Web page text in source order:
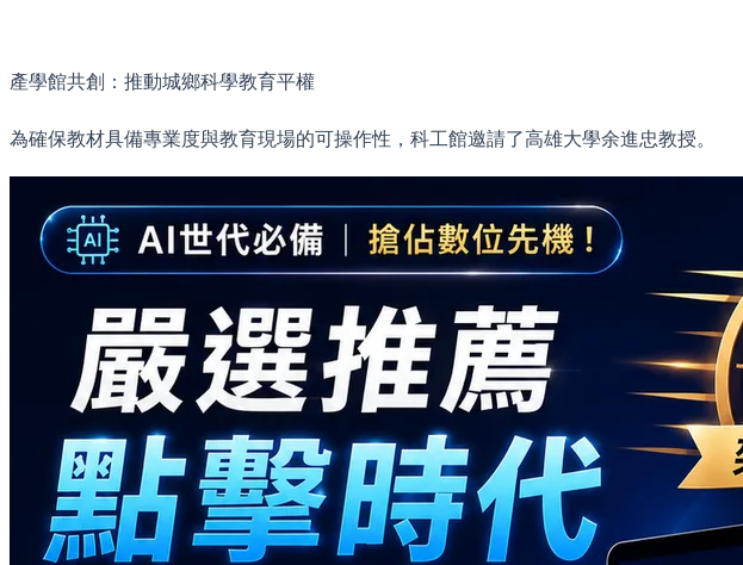
產學館共創：推動城鄉科學教育平權
為確保教材具備專業度與教育現場的可操作性，科工館邀請了高雄大學余進忠教授。